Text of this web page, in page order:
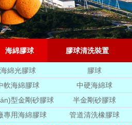
海綿膠球 膠球清洗裝置
海綿光膠球
膠球
軟海綿膠球
中硬海綿球
型金剛砂膠球
半金剛砂膠球
專用海綿膠球 管道清洗橡膠球